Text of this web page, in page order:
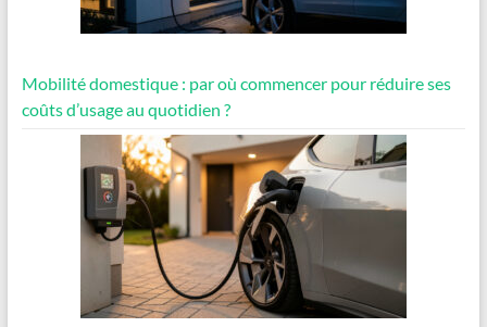
Mobilité domestique : par où commencer pour réduire ses
coûts d’usage au quotidien ?